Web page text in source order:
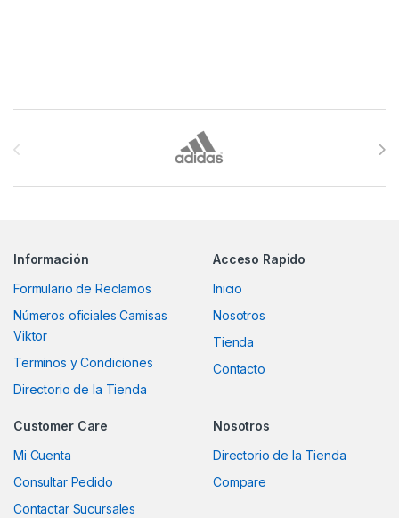
Información
Formulario de Reclamos
Números oficiales Camisas
Viktor
Terminos y Condiciones
Directorio de la Tienda
Acceso Rapido
Inicio
Nosotros
Tienda
Contacto
Customer Care
Mi Cuenta
Consultar Pedido
Contactar Sucursales
Nosotros
Directorio de la Tienda
Compare